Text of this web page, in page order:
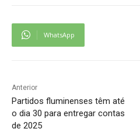
WhatsApp
Anterior
Partidos fluminenses têm até
o dia 30 para entregar contas
de 2025